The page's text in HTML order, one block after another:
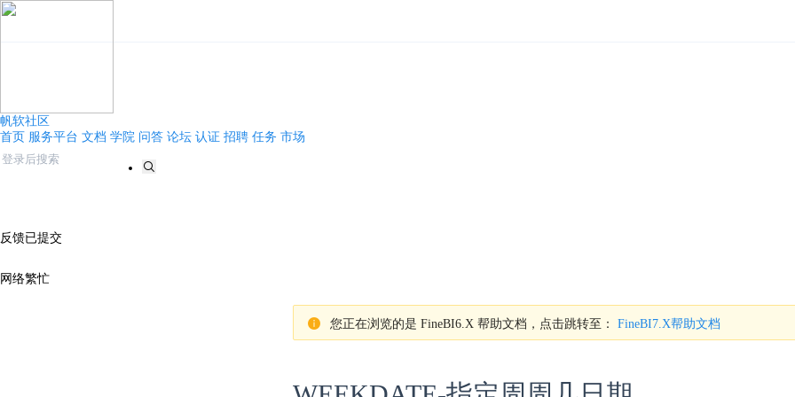
帆软社区
首页 服务平台 文档 学院 问答 论坛 认证 招聘 任务 市场
反馈已提交
网络繁忙
您正在浏览的是 FineBI6.X 帮助文档，点击跳转至： FineBI7.X帮助文档